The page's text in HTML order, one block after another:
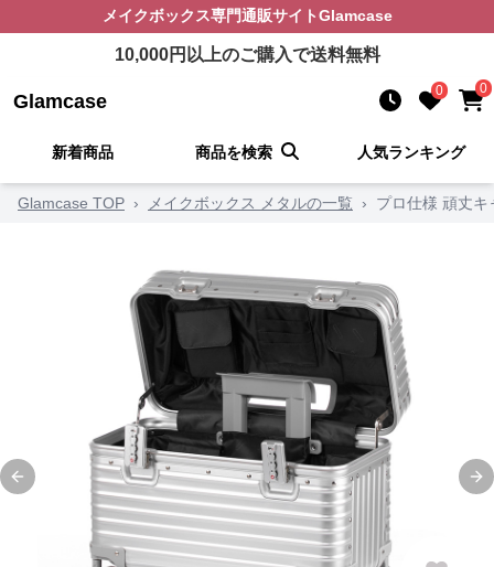
メイクボックス専門通販サイトGlamcase
10,000円以上のご購入で送料無料
Glamcase 0 0
新着商品 商品を検索 人気ランキング
Glamcase TOP › メイクボックス メタルの一覧 › プロ仕様 頑丈
Previous slide